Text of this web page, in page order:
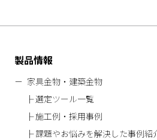
製品情報
家具金物・建築金物
選定ツール一覧
施工例・採用事例
課題やお悩みを解決した事例紹